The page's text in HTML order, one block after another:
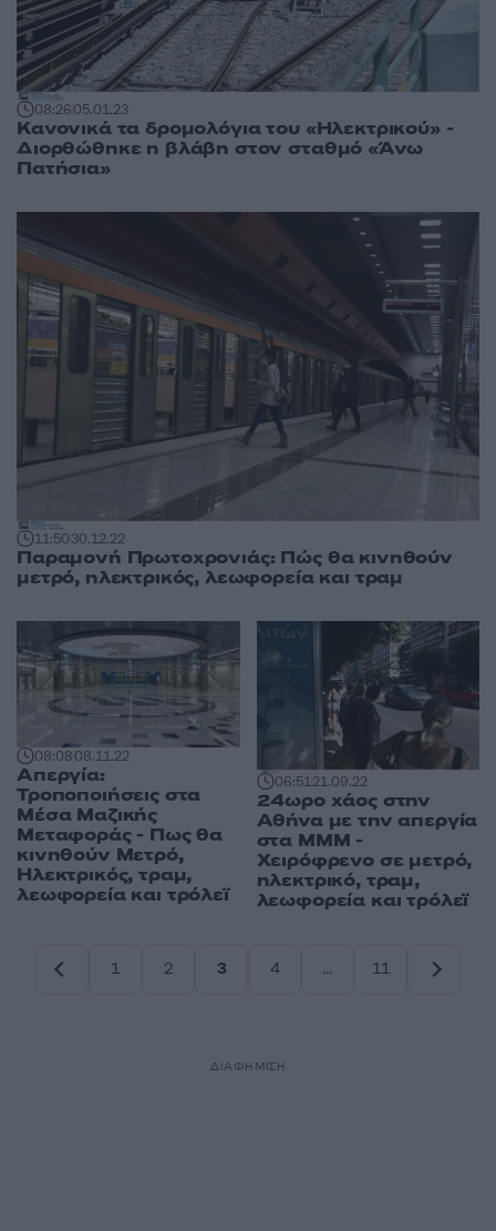
08:2605.01.23
Κανονικά τα δρομολόγια του «Ηλεκτρικού» -
Διορθώθηκε η βλάβη στον σταθμό «Άνω
Πατήσια»
11:5030.12.22
Παραμονή Πρωτοχρονιάς: Πώς θα κινηθούν
μετρό, ηλεκτρικός, λεωφορεία και τραμ
08:0808.11.22
Απεργία:
Τροποποιήσεις στα
Μέσα Μαζικής
Μεταφοράς - Πως θα
κινηθούν Μετρό,
Ηλεκτρικός, τραμ,
λεωφορεία και τρόλεϊ
06:5121.09.22
24ωρο χάος στην
Αθήνα με την απεργία
στα ΜΜΜ -
Χειρόφρενο σε μετρό,
ηλεκτρικό, τραμ,
λεωφορεία και τρόλεϊ
1
2
3
4
…
11
ΔΙΑΦΗΜΙΣΗ